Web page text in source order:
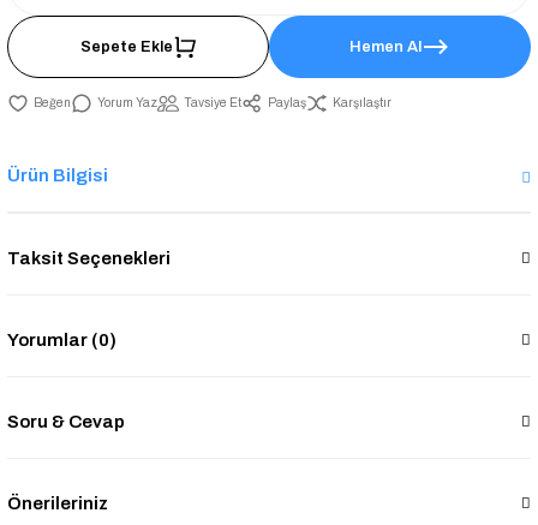
Sepete Ekle Hemen Al
Yorum Yaz Tavsiye Et Paylaş Karşılaştır
Ürün Bilgisi
Taksit Seçenekleri
Yorumlar (0)
Soru & Cevap
Önerileriniz